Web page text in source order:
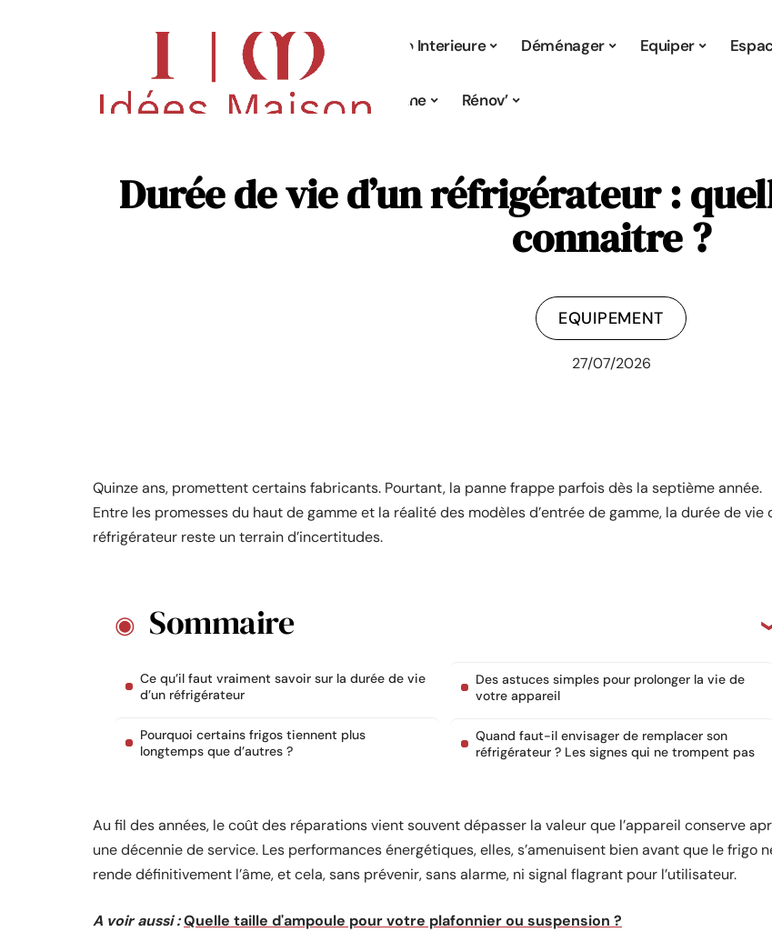
Déco Interieure Déménager Equiper
Piscine Rénov’
Durée de vie d’un réfrigérateur :
connaitre ?
EQUIPEMENT
27/07/2026
Quinze ans, promettent certains fabricants. Pourtant, la panne frappe parfois dès la septième année.
Entre les promesses du haut de gamme et la réalité des modèles d’entrée de gamme, la durée de vie
réfrigérateur reste un terrain d’incertitudes.
Sommaire
Ce qu’il faut vraiment savoir sur la durée de vie
d’un réfrigérateur
Pourquoi certains frigos tiennent plus
longtemps que d’autres ?
Des astuces simples pour prolonger la vie de
votre appareil
Quand faut-il envisager de remplacer son
réfrigérateur ? Les signes qui ne trompent pas
Au fil des années, le coût des réparations vient souvent dépasser la valeur que l’appareil conserve
une décennie de service. Les performances énergétiques, elles, s’amenuisent bien avant que le frigo
rende définitivement l’âme, et cela, sans prévenir, sans alarme, ni signal flagrant pour l’utilisateur.
A voir aussi :Quelle taille d'ampoule pour votre plafonnier ou suspension ?